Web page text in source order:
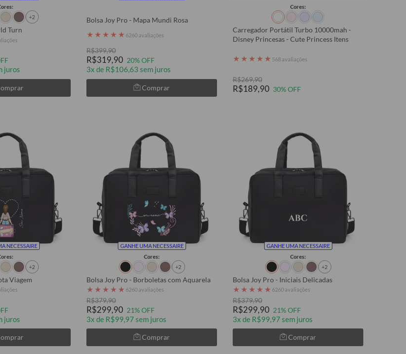
+2
Turn
juros
Bolsa Joy Pro - Mapa Mundi Rosa
★ ★ ★ ★ ★ 6260 avaliações
R$399,90
R$319,90 20% OFF
3x de R$106,63 sem juros
Comprar
Cores:
Carregador Portátil Turbo 10000mah -
Disney Princesas - Cute Princess Itens
★ ★ ★ ★ ★ 568 avaliações
R$269,90
R$189,90 30% OFF
NECESSAIRE
+2
Viagem
juros
GANHE UMA NECESSAIRE
Cores:
+2
Bolsa Joy Pro - Borboletas com Aquarela
★ ★ ★ ★ ★ 6260 avaliações
R$379,90
R$299,90 21% OFF
3x de R$99,97 sem juros
Comprar
GANHE UMA NECESSAIRE
Cores:
+2
Bolsa Joy Pro - Iniciais Delicadas
★ ★ ★ ★ ★ 6260 avaliações
R$379,90
R$299,90 21% OFF
3x de R$99,97 sem juros
Comprar